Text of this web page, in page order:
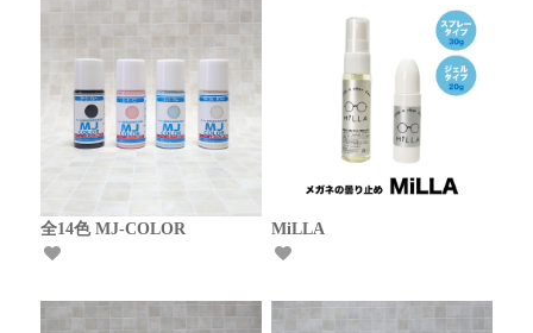
全14色 MJ-COLOR MiLLA